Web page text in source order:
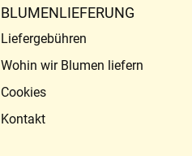
BLUMENLIEFERUNG
Liefergebühren
Wohin wir Blumen liefern
Cookies
Kontakt